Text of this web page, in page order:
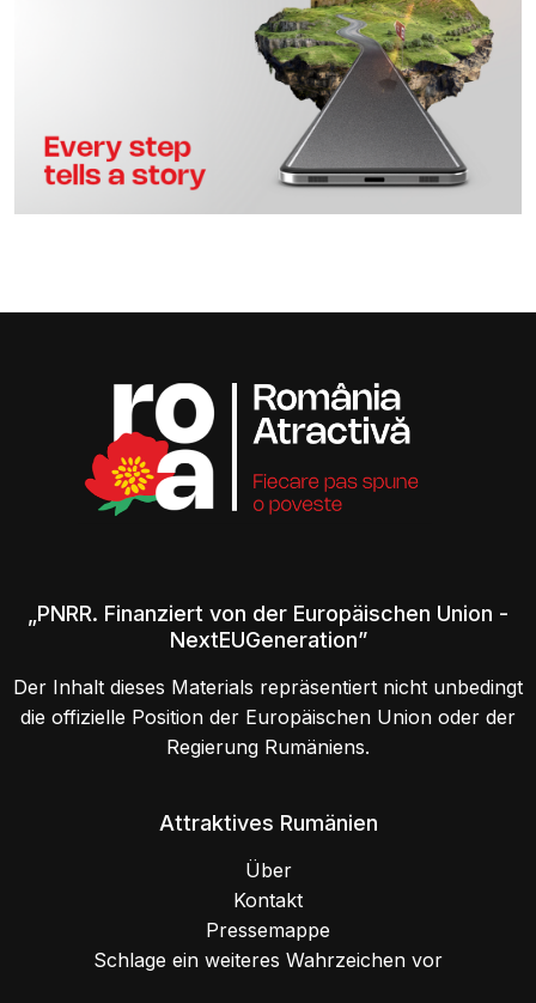
„PNRR. Finanziert von der Europäischen Union -
NextEUGeneration”
Der Inhalt dieses Materials repräsentiert nicht unbedingt
die offizielle Position der Europäischen Union oder der
Regierung Rumäniens.
Attraktives Rumänien
Über
Kontakt
Pressemappe
Schlage ein weiteres Wahrzeichen vor